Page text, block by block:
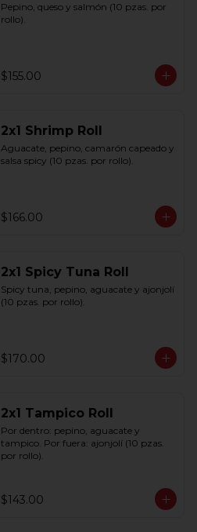
Pepino, queso y salmón (10 pzas. por
rollo).
$155.00
2x1 Shrimp Roll
Aguacate, pepino, camarón capeado y
salsa spicy (10 pzas. por rollo).
$166.00
2x1 Spicy Tuna Roll
Spicy tuna, pepino, aguacate y ajonjolí
(10 pzas. por rollo).
$170.00
2x1 Tampico Roll
Por dentro: pepino, aguacate y
tampico. Por fuera: ajonjolí (10 pzas.
por rollo).
$143.00